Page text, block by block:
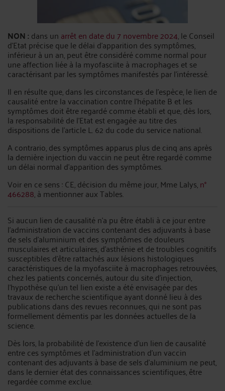
NON : dans un arrêt en date du 7 novembre 2024, le Conseil
d’Etat précise que le délai d’apparition des symptômes,
inférieur à un an, peut être considéré comme normal pour
une affection liée à la myofasciite à macrophages et se
caractérisant par les symptômes manifestés par l’intéressé.
Il en résulte que, dans les circonstances de l’espèce, le lien de
causalité entre la vaccination contre l’hépatite B et les
symptômes doit être regardé comme établi et que, dès lors,
la responsabilité de l’Etat est engagée au titre des
dispositions de l’article L. 62 du code du service national.
A contrario, des symptômes apparus plus de cinq ans après
la dernière injection du vaccin ne peut être regardé comme
un délai normal d’apparition des symptômes.
Voir en ce sens : CE, décision du même jour, Mme Lalys,n°
466288, à mentionner aux Tables.
Si aucun lien de causalité n’a pu être établi à ce jour entre
l’administration de vaccins contenant des adjuvants à base
de sels d’aluminium et des symptômes de douleurs
musculaires et articulaires, d’asthénie et de troubles cognitifs
susceptibles d’être rattachés aux lésions histologiques
caractéristiques de la myofasciite à macrophages retrouvées,
chez les patients concernés, autour du site d’injection,
l’hypothèse qu’un tel lien existe a été envisagée par des
travaux de recherche scientifique ayant donné lieu à des
publications dans des revues reconnues, qui ne sont pas
formellement démentis par les données actuelles de la
science.
Dès lors, la probabilité de l’existence d’un lien de causalité
entre ces symptômes et l’administration d’un vaccin
contenant des adjuvants à base de sels d’aluminium ne peut,
dans le dernier état des connaissances scientifiques, être
regardée comme exclue.